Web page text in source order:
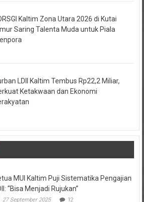
Saring Talenta Muda untuk Piala
Ketakwaan dan Ekonomi
“Bisa Menjadi Rujukan”
27 September 2025 12